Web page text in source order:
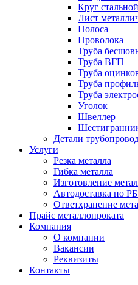
Круг стальной
Лист
Полоса
Проволока
Труба
Труба ВГП
Труба
Труба
Труба
Уголок
Швеллер
Детали
Услуги
Резка металла
Гибка металла
Изготовление
Автодоставка по
Ответхранение
Прайс металлопроката
Компания
О компании
Вакансии
Реквизиты
Контакты